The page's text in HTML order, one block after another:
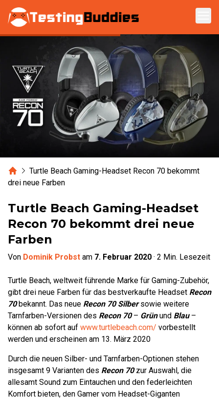
Zum Hauptinhalt springen
HomeTurtle Beach Gaming-Headset Recon 70 bekommt
drei neue Farben
Turtle Beach Gaming-Headset
Recon 70 bekommt drei neue
Farben
Von Dominik Probst am 7. Februar 2020 · 2 Min. Lesezeit
Turtle Beach, weltweit führende Marke für Gaming-Zubehör,
gibt drei neue Farben für das bestverkaufte Headset Recon
70bekannt. Das neue Recon 70 Silbersowie weitere
Tarnfarben-Versionen des Recon 70– Grünund Blau–
können ab sofort auf www.turtlebeach.com/ vorbestellt
werden und erscheinen am 13. März 2020
Durch die neuen Silber- und Tarnfarben-Optionen stehen
insgesamt 9 Varianten des Recon 70zur Auswahl, die
allesamt Sound zum Eintauchen und den federleichten
Komfort bieten, den Gamer vom Headset-Giganten